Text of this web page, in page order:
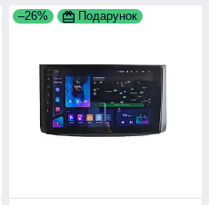
–26% Подарунок